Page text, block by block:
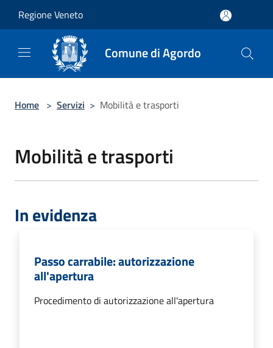
Regione Veneto
Comune di Agordo
Home > Servizi > Mobilità e trasporti
Mobilità e trasporti
In evidenza
Passo carrabile: autorizzazione
all'apertura
Procedimento di autorizzazione all'apertura